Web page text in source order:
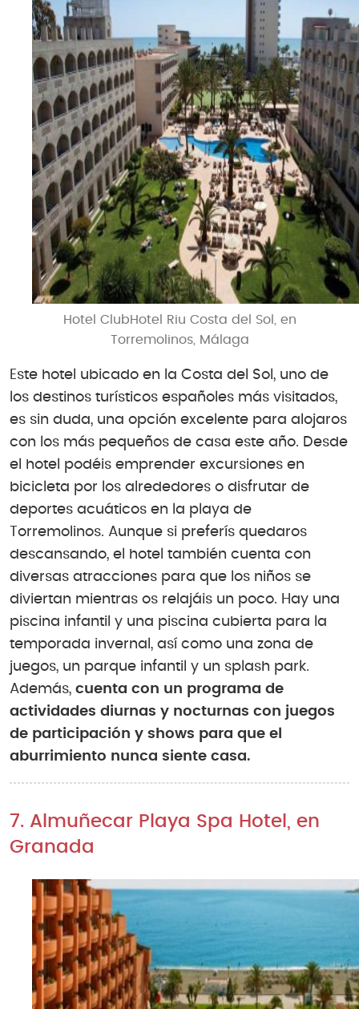
Hotel ClubHotel Riu Costa del Sol, en
Torremolinos, Málaga
Este hotel ubicado en la Costa del Sol, uno de
los destinos turísticos españoles más visitados,
es sin duda, una opción excelente para alojaros
con los más pequeños de casa este año. Desde
el hotel podéis emprender excursiones en
bicicleta por los alrededores o disfrutar de
deportes acuáticos en la playa de
Torremolinos. Aunque si preferís quedaros
descansando, el hotel también cuenta con
diversas atracciones para que los niños se
diviertan mientras os relajáis un poco. Hay una
piscina infantil y una piscina cubierta para la
temporada invernal, así como una zona de
juegos, un parque infantil y un splash park.
Además, cuenta con un programa de
actividades diurnas y nocturnas con juegos
de participación y shows para que el
aburrimiento nunca siente casa.
7. Almuñecar Playa Spa Hotel, en
Granada